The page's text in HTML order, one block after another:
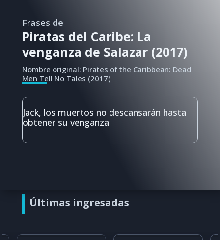
Frases de
Piratas del Caribe: La
venganza de Salazar (2017)
Nombre original: Pirates of the Caribbean: Dead
Men Tell No Tales (2017)
Jack, los muertos no descansarán hasta
obtener su venganza.
Últimas ingresadas